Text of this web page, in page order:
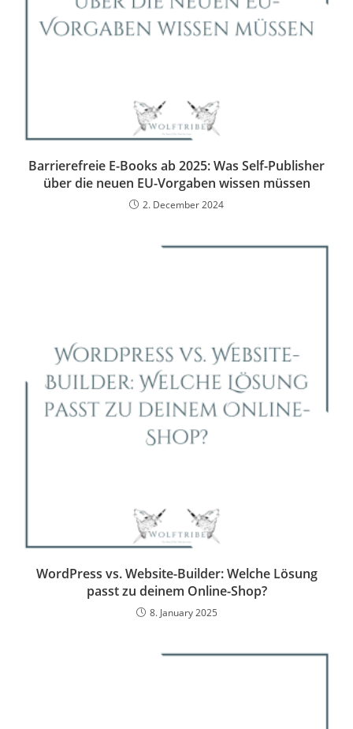
Barrierefreie E-Books ab 2025: Was Self-Publisher
über die neuen EU-Vorgaben wissen müssen
2. December 2024
WordPress vs. Website-Builder: Welche Lösung
passt zu deinem Online-Shop?
8. January 2025